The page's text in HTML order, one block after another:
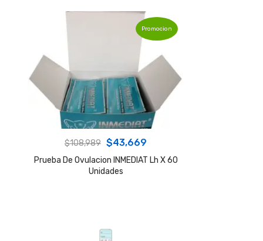
Promocion
$108,989 Original
price
was:
$43,669
price
Prueba De Ovulacion INMEDIAT Lh X 60
Unidades